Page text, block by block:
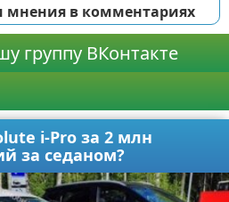
в комментариях
группу ВКонтакте
i-Pro за 2 млн
за седаном?